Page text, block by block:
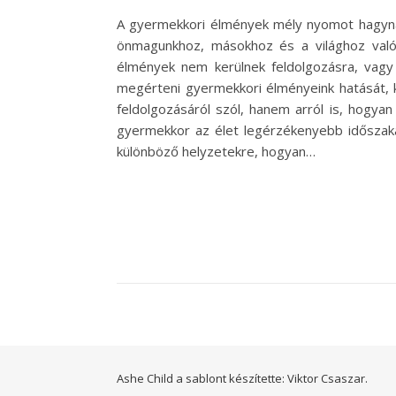
A gyermekkori élmények mély nyomot
önmagunkhoz, másokhoz és a világhoz
élmények nem kerülnek feldolgozásra,
megérteni gyermekkori élményeink
feldolgozásáról szól, hanem arról is,
gyermekkor az élet legérzékenyebb
különböző helyzetekre, hogyan…
Ashe Child a sablont készítette: Viktor Csaszar.